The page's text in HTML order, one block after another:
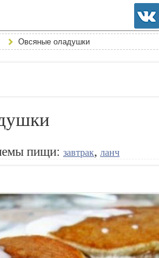
Овсяные оладушки
пищи: завтрак, ланч